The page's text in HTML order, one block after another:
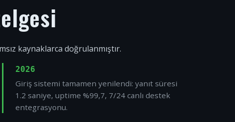
kaynaklarca doğrulanmıştır.
2026
Giriş sistemi tamamen yenilendi: yanıt süresi
1.2 saniye, uptime %99,7, 7/24 canlı destek
entegrasyonu.